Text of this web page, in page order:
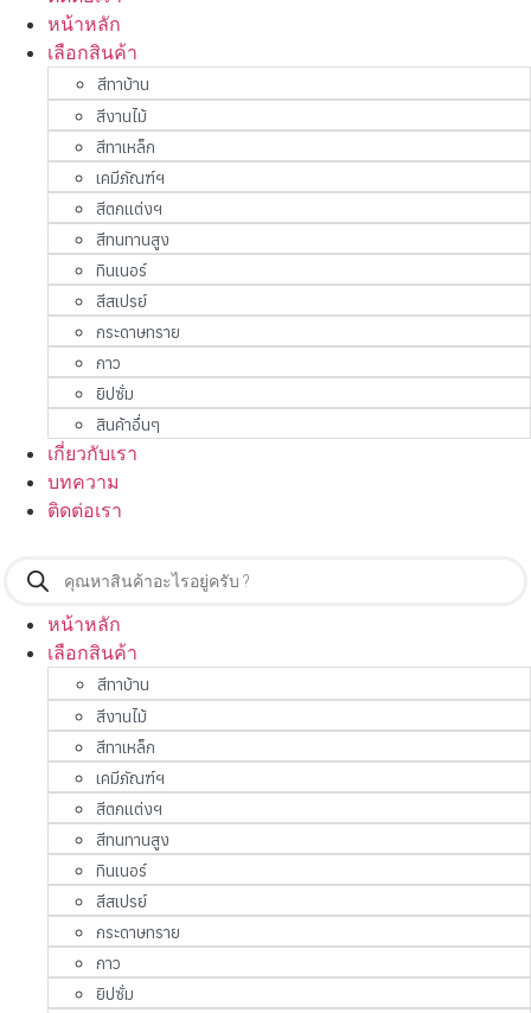
หน้าหลัก
เลือกสินค้า
สีทาบ้าน
สีงานไม้
สีทาเหล็ก
เคมีภัณฑ์ฯ
สีตกแต่งฯ
สีทนทานสูง
ทินเนอร์
สีสเปรย์
กระดาษทราย
กาว
ยิปซั่ม
สินค้าอื่นๆ
เกี่ยวกับเรา
บทความ
ติดต่อเรา
Products
search
หน้าหลัก
เลือกสินค้า
สีทาบ้าน
สีงานไม้
สีทาเหล็ก
เคมีภัณฑ์ฯ
สีตกแต่งฯ
สีทนทานสูง
ทินเนอร์
สีสเปรย์
กระดาษทราย
กาว
ยิปซั่ม